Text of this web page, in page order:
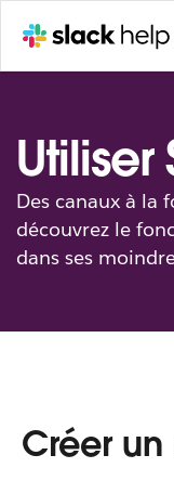
Des canaux à la
découvrez le
dans ses
Créer